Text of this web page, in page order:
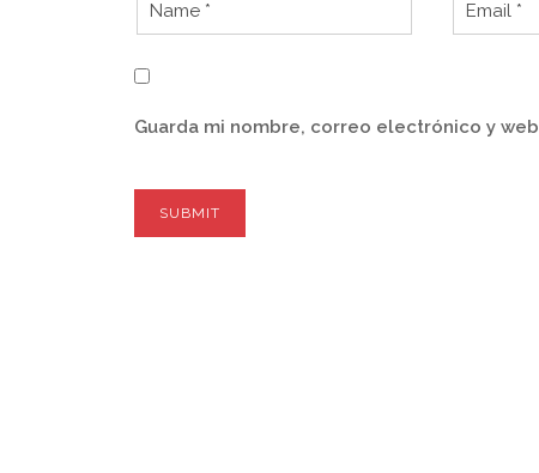
Guarda mi nombre, correo electrónico y